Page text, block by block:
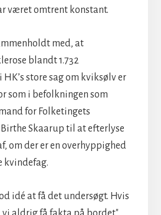
været omtrent konstant.
med, at
blandt 1.732
store sag om kviksølv er
som i befolkningen som
for Folketingets
Skaarup til at efterlyse
om der er en overhyppighed
kvindefag.
idé at få det undersøgt. Hvis